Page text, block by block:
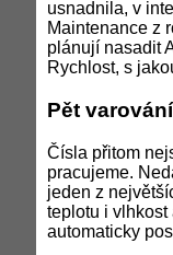
usnadnila, v
Maintenance z
plánují nasadit
Rychlost, s
Pět
Čísla přitom
pracujeme.
jeden z
teplotu i vlhkost
automaticky